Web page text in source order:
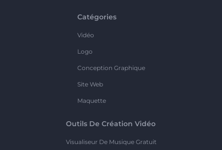
Catégories
Vidéo
Logo
Conception Graphique
Site Web
Maquette
Outils De Création Vidéo
Visualiseur De Musique Gratuit